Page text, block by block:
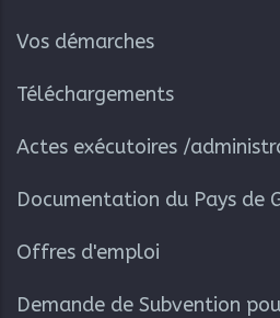
Vos démarches
Téléchargements
Actes exécutoires /
Documentation du Pays de
Offres d'emploi
Demande de Subvention